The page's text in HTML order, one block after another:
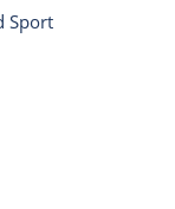
Sport